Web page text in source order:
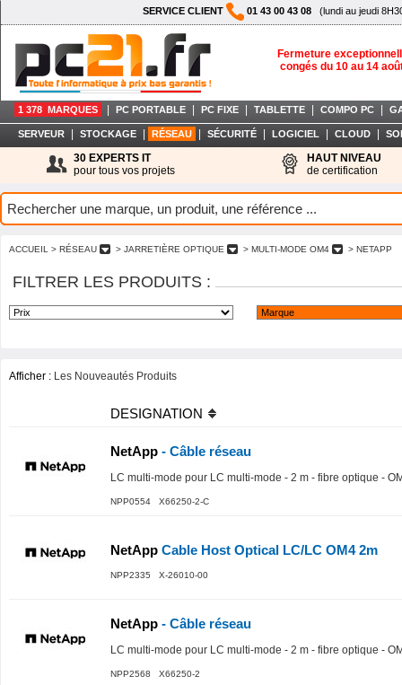
SERVICE CLIENT 01 43 00 43 08 (lundi au jeudi
Fermeture
congés du 10 au 14
1 378 MARQUES PC PORTABLE PC FIXE TABLETTE COMPO PC
SERVEUR STOCKAGE RÉSEAU SÉCURITÉ LOGICIEL CLOUD
30 EXPERTS IT
pour tous vos projets
HAUT NIVEAU
de certification
ACCUEIL > RÉSEAU > JARRETIÈRE OPTIQUE > MULTI-MODE OM4 > NETAPP
FILTRER LES PRODUITS :
Afficher : Les Nouveautés Produits
DESIGNATION
NetApp - Câble réseau
LC multi-mode pour LC multi-mode - 2 m - fibre optique -
NPP0554 X66250-2-C
NetApp Cable Host Optical LC/LC OM4 2m
NPP2335 X-26010-00
NetApp - Câble réseau
LC multi-mode pour LC multi-mode - 2 m - fibre optique -
NPP2568 X66250-2